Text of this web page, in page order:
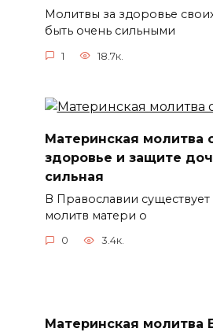
Молитвы за здоровье
быть очень сильными
1 18.7к.
Материнская молитва
здоровье и защите
сильная
В Православии
молитв матери о
0 3.4к.
Материнская молитва